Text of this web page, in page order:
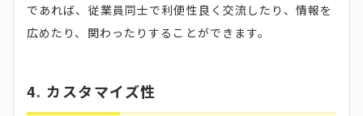
であれば、従業員同士で利便性良く交流したり、情報を
広めたり、関わったりすることができます。
4. カスタマイズ性